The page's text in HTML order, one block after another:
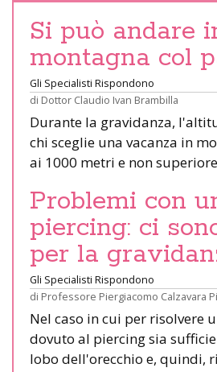
Si può andare
montagna col
Gli Specialisti Rispondono
di Dottor Claudio Ivan Brambilla
Durante la gravidanza,
chi sceglie una vacanza in
ai 1000 metri e non
Problemi con
piercing: ci
per la
Gli Specialisti Rispondono
di Professore Piergiacomo Calzavara
Nel caso in cui per risolvere
dovuto al piercing sia
lobo dell'orecchio e, quindi,